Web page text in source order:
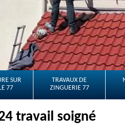
SUR
77
TRAVAUX DE
ZINGUERIE 77
travail soigné